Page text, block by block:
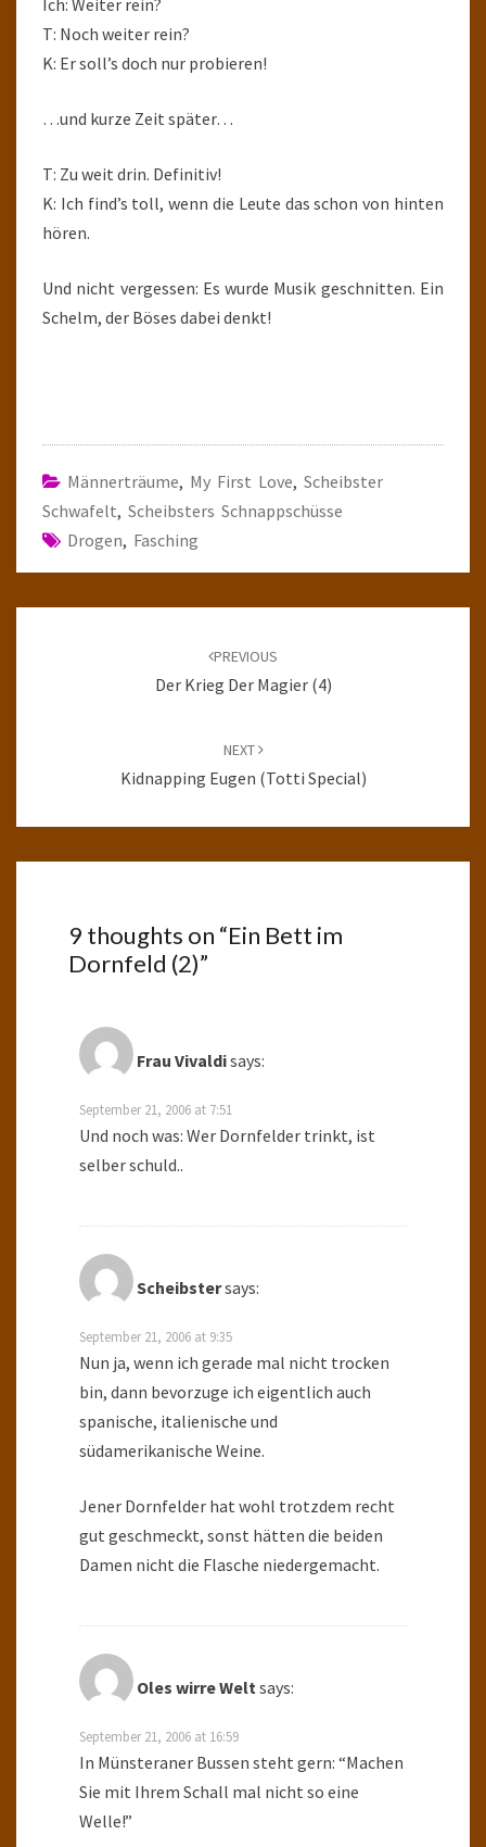
Ich: Weiter rein?
T: Noch weiter rein?
K: Er soll’s doch nur probieren!
…und kurze Zeit später…
T: Zu weit drin. Definitiv!
K: Ich find’s toll, wenn die Leute das schon von hinten
hören.
Und nicht vergessen: Es wurde Musik geschnitten. Ein
Schelm, der Böses dabei denkt!
Männerträume, My First Love, Scheibster
Schwafelt, Scheibsters Schnappschüsse
Drogen, Fasching
PREVIOUS
Der Krieg Der Magier (4)
NEXT
Kidnapping Eugen (Totti Special)
9 thoughts on “Ein Bett im
Dornfeld (2)”
Frau Vivaldisays:
September 21, 2006 at 7:51
Und noch was: Wer Dornfelder trinkt, ist
selber schuld..
Scheibstersays:
September 21, 2006 at 9:35
Nun ja, wenn ich gerade mal nicht trocken
bin, dann bevorzuge ich eigentlich auch
spanische, italienische und
südamerikanische Weine.
Jener Dornfelder hat wohl trotzdem recht
gut geschmeckt, sonst hätten die beiden
Damen nicht die Flasche niedergemacht.
Oles wirre Weltsays:
September 21, 2006 at 16:59
In Münsteraner Bussen steht gern: “Machen
Sie mit Ihrem Schall mal nicht so eine
Welle!”